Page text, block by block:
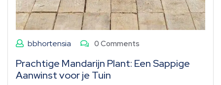
bbhortensia 0 Comments
Prachtige Mandarijn Plant: Een Sappige
Aanwinst voor je Tuin